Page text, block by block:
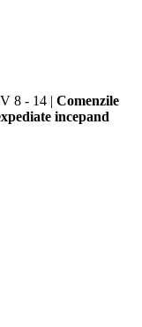
8 - 14 | Comenzile
incepand